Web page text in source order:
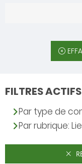
FILTRES ACTIFS
Par type de
Par rubrique: